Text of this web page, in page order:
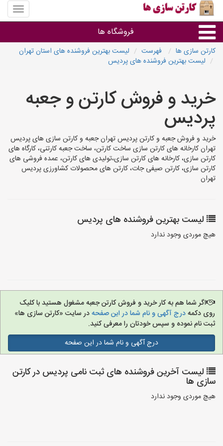
منوی
سایت
سازی
فروشگاه ها
کارتن جعبه
سایر گروه ها
کارتن سازی ها فهرست
لیست بهترین فروشنده های استان تهران
لیست بهترین فروشنده های پردیس
خرید و فروش کارتن و جعبه
پردیس
خرید و فروش جعبه و کارتن پردیس تهران جعبه و کارتن سازی های پردیس
تهران کارخانه های کارتن سازی ساخت کارتن، ساخت جعبه کارتنی، کارگاه های
کارتن سازی، کارخانه های کارتن سازی،تولیدی های کارتن، عمده فروشی های
کارتن سازی، کارتن صیفی جات، کارتن های محصولات کشاورزی پردیس
تهران
لیست بهترین فروشنده های پردیس
هیچ موردی وجود ندارد
اگر شما هم به کار خرید و فروش کارتن جعبه مشغول هستید با کلیک
روی دکمهدرج آگهی و نام شما در این صفحهدر سایت «کارتن سازی ها»
ثبت نام نموده و سپس خودتان را معرفی کنید.
درج آگهی و نام شما در این صفحه
لیست آخرین فروشنده های ثبت نامی پردیس در کارتن
سازی ها
هیچ موردی وجود ندارد